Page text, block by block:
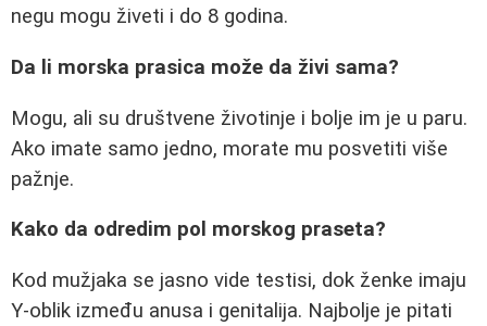
negu mogu živeti i do 8 godina.
Da li morska prasica može da živi sama?
Mogu, ali su društvene životinje i bolje im je u paru.
Ako imate samo jedno, morate mu posvetiti više
pažnje.
Kako da odredim pol morskog praseta?
Kod mužjaka se jasno vide testisi, dok ženke imaju
Y-oblik između anusa i genitalija. Najbolje je pitati